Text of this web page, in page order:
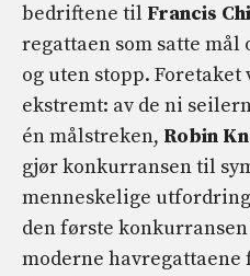
bedriftene til Francis
regattaen som satte mål
og uten stopp. Foretaket
ekstremt: av de ni
én målstreken, Robin
gjør konkurransen til
menneskelige
den første
moderne